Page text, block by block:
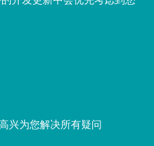
兴为您解决所有疑问